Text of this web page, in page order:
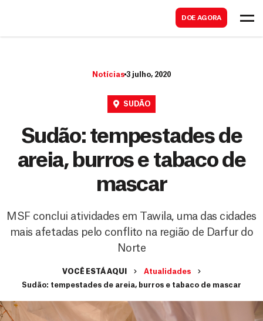
DOE AGORA
r
Notícias 3 julho, 2020
SUDÃO
Sudão: tempestades de
areia, burros e tabaco de
mascar
MSF conclui atividades em Tawila, uma das cidades
mais afetadas pelo conflito na região de Darfur do
Norte
VOCÊ ESTÁ AQUI
Atualidades
Sudão: tempestades de areia, burros e tabaco de mascar
a
r